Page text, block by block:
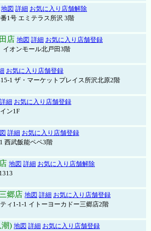
地図 詳細 お気に入り店舗解除
1号 エミテラス所沢 3階
店 地図 詳細 お気に入り店舗登録
オンモール北戸田3階
お気に入り店舗登録
1 ザ・マーケットプレイス所沢北原2階
詳細 お気に入り店舗登録
ン1F
詳細 お気に入り店舗登録
西武飯能ペペ3階
地図 詳細 お気に入り店舗解除
郷店 地図 詳細 お気に入り店舗登録
ィ1-1-1 イトーヨーカドー三郷店2階
潮) 地図 詳細 お気に入り店舗登録